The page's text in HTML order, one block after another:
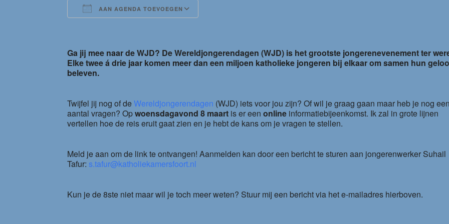
AAN AGENDA TOEVOEGEN
Ga jij mee naar de WJD? De Wereldjongerendagen (WJD) is het grootste jongerenevenement ter
Elke twee á drie jaar komen meer dan een miljoen katholieke jongeren bij elkaar om samen hun
beleven.
Twijfel jij nog of deWereldjongerendagen (WJD) iets voor jou zijn? Of wil je graag gaan maar heb je nog een
aantal vragen? Opwoensdagavond 8 maart is er eenonline informatiebijeenkomst. Ik zal in grote lijnen
vertellen hoe de reis eruit gaat zien en je hebt de kans om je vragen te stellen.
Meld je aan om de link te ontvangen! Aanmelden kan door een bericht te sturen aan jongerenwerker Suhail
Tafur: s.tafur@katholiekamersfoort.nl
Kun je de 8ste niet maar wil je toch meer weten? Stuur mij een bericht via het e-mailadres hierboven.